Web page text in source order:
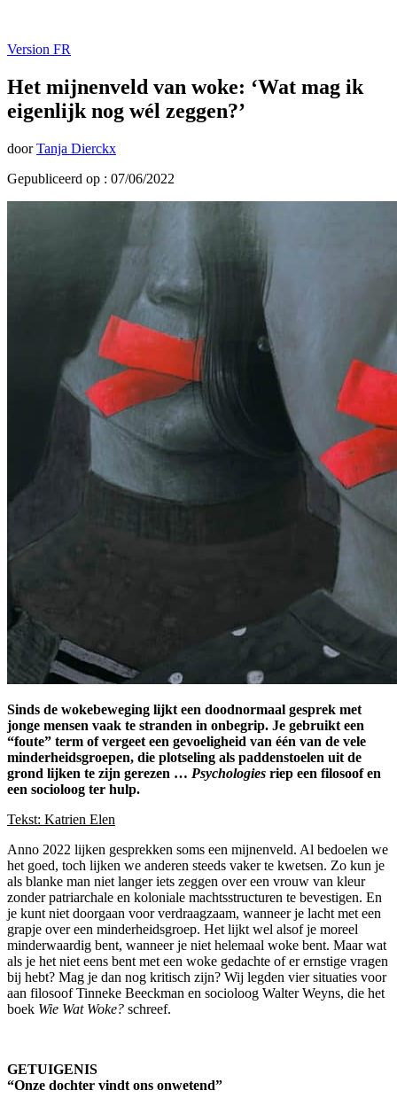
Version FR
Het mijnenveld van woke: ‘Wat mag ik
eigenlijk nog wél zeggen?’
door Tanja Dierckx
Gepubliceerd op : 07/06/2022
Sinds de wokebeweging lijkt een doodnormaal gesprek met
jonge mensen vaak te stranden in onbegrip. Je gebruikt een
“foute” term of vergeet een gevoeligheid van één van de vele
minderheidsgroepen, die plotseling als paddenstoelen uit de
grond lijken te zijn gerezen … Psychologies riep een filosoof en
een socioloog ter hulp.
Tekst: Katrien Elen
Anno 2022 lijken gesprekken soms een mijnenveld. Al bedoelen we
het goed, toch lijken we anderen steeds vaker te kwetsen. Zo kun je
als blanke man niet langer iets zeggen over een vrouw van kleur
zonder patriarchale en koloniale machtsstructuren te bevestigen. En
je kunt niet doorgaan voor verdraagzaam, wanneer je lacht met een
grapje over een minderheidsgroep. Het lijkt wel alsof je moreel
minderwaardig bent, wanneer je niet helemaal woke bent. Maar wat
als je het niet eens bent met een woke gedachte of er ernstige vragen
bij hebt? Mag je dan nog kritisch zijn? Wij legden vier situaties voor
aan filosoof Tinneke Beeckman en socioloog Walter Weyns, die het
boek Wie Wat Woke? schreef.
GETUIGENIS
“Onze dochter vindt ons onwetend”